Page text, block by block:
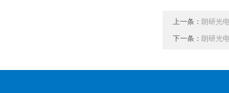
上一条： 朗研光
下一条： 朗研光